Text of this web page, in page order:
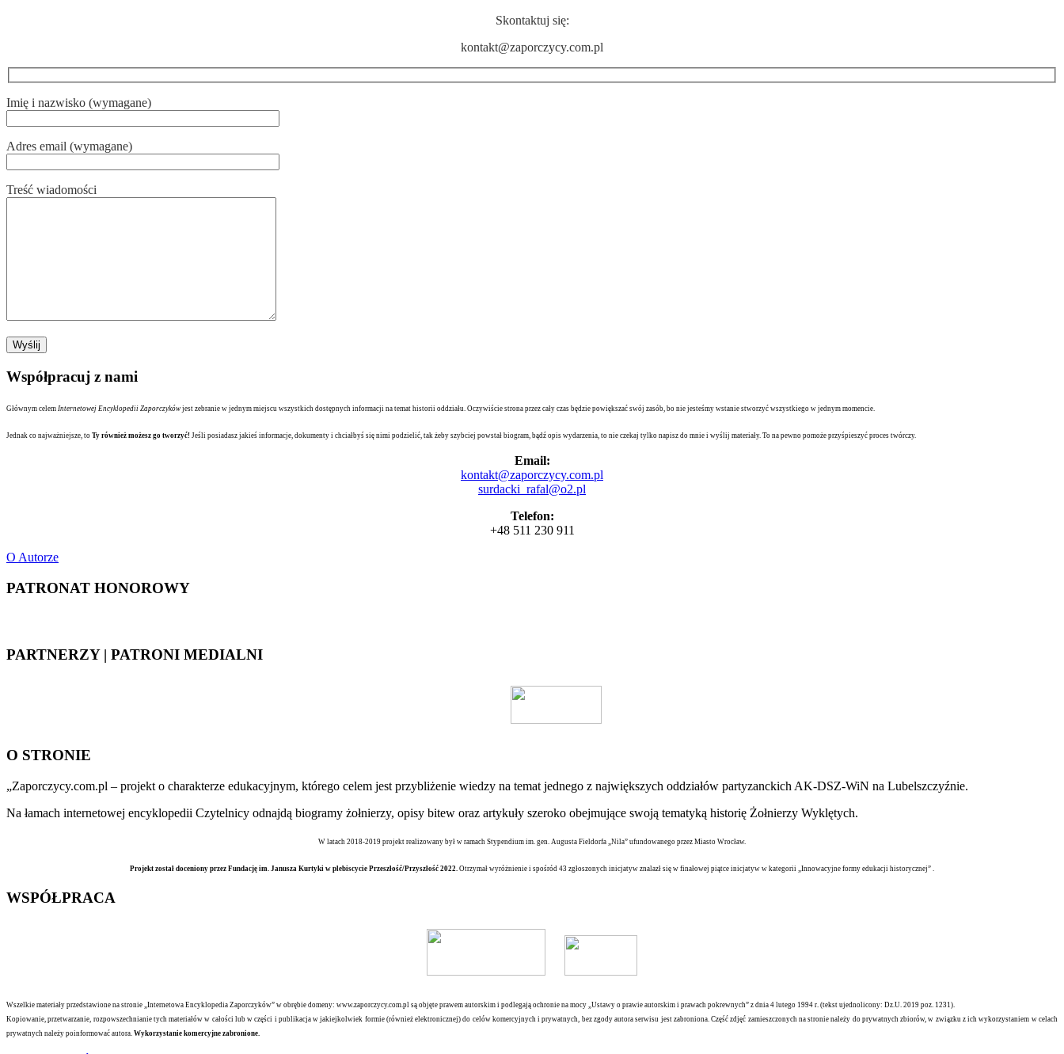
Skontaktuj się:
kontakt@zaporczycy.com.pl
Imię i nazwisko (wymagane)
Adres email (wymagane)
Treść wiadomości
Współpracuj z nami
Głównym celem Internetowej Encyklopedii Zaporczyków jest zebranie w jednym miejscu wszystkich dostępnych informacji na temat historii oddziału. Oczywiście strona przez cały czas będzie powiększać swój zasób, bo nie jesteśmy wstanie stworzyć wszystkiego w jednym momencie.
Jednak co najważniejsze, to Ty również możesz go tworzyć! Jeśli posiadasz jakieś informacje, dokumenty i chciałbyś się nimi podzielić, tak żeby szybciej powstał biogram, bądź opis wydarzenia, to nie czekaj tylko napisz do mnie i wyślij materiały. To na pewno pomoże przyśpieszyć proces twórczy.
Email:
kontakt@zaporczycy.com.pl
surdacki_rafal@o2.pl
Telefon:
+48 511 230 911
O Autorze
PATRONAT HONOROWY
PARTNERZY | PATRONI MEDIALNI
O STRONIE
„Zaporczycy.com.pl – projekt o charakterze edukacyjnym, którego celem jest przybliżenie wiedzy na temat jednego z największych oddziałów partyzanckich AK-DSZ-WiN na Lubelszczyźnie.
Na łamach internetowej encyklopedii Czytelnicy odnajdą biogramy żołnierzy, opisy bitew oraz artykuły szeroko obejmujące swoją tematyką historię Żołnierzy Wyklętych.
W latach 2018-2019 projekt realizowany był w ramach Stypendium im. gen. Augusta Fieldorfa „Nila” ufundowanego przez Miasto Wrocław.
Projekt został doceniony przez Fundację im. Janusza Kurtyki w plebiscycie Przeszłość/Przyszłość 2022. Otrzymał wyróżnienie i spośród 43 zgłoszonych inicjatyw znalazł się w finałowej piątce inicjatyw w kategorii „Innowacyjne formy edukacji historycznej” .
WSPÓŁPRACA
Wszelkie materiały przedstawione na stronie „Internetowa Encyklopedia Zaporczyków” w obrębie domeny: www.zaporczycy.com.pl są objęte prawem autorskim i podlegają ochronie na mocy „Ustawy o prawie autorskim i prawach pokrewnych” z dnia 4 lutego 1994 r. (tekst ujednolicony: Dz.U. 2019 poz. 1231).
Kopiowanie, przetwarzanie, rozpowszechnianie tych materiałów w całości lub w części i publikacja w jakiejkolwiek formie (również elektronicznej) do celów komercyjnych i prywatnych, bez zgody autora serwisu jest zabroniona. Część zdjęć zamieszczonych na stronie należy do prywatnych zbiorów, w związku z ich wykorzystaniem w celach
prywatnych należy poinformować autora. Wykorzystanie komercyjne zabronione.